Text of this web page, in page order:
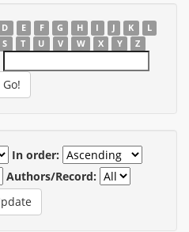
D E F G H I J K
L
S T U V W X Y Z
In order:
Authors/Record: